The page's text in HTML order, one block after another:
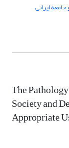
ایرانی
The
Society and
Appropriate